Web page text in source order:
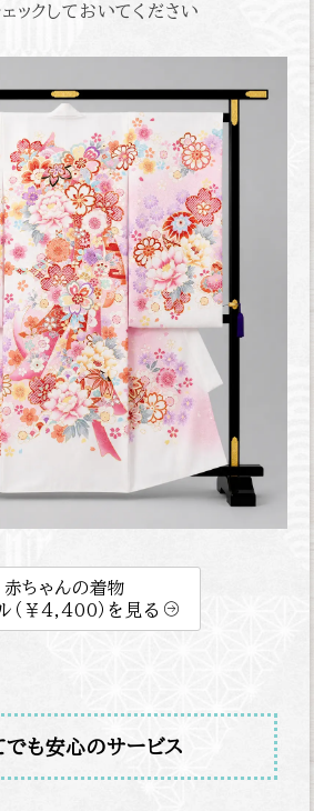
ックしておいてください
赤ちゃんの着物
（￥4,400）を見る
でも安心のサービス